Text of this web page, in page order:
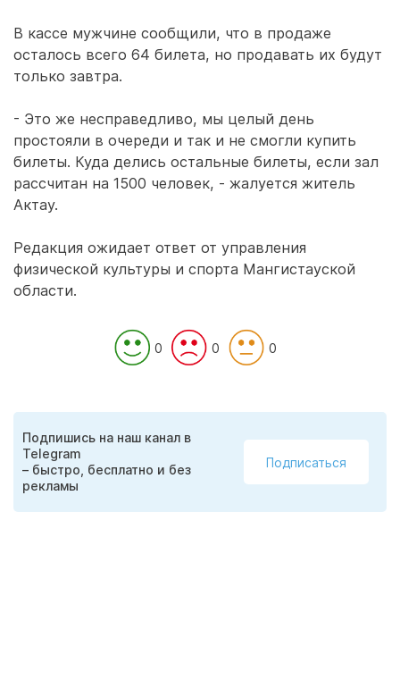
В кассе мужчине сообщили, что в продаже
осталось всего 64 билета, но продавать их будут
только завтра.
- Это же несправедливо, мы целый день
простояли в очереди и так и не смогли купить
билеты. Куда делись остальные билеты, если зал
рассчитан на 1500 человек, - жалуется житель
Актау.
Редакция ожидает ответ от управления
физической культуры и спорта Мангистауской
области.
0 0 0
Подпишись на наш канал в
Telegram
– быстро, бесплатно и без
рекламы
Подписаться